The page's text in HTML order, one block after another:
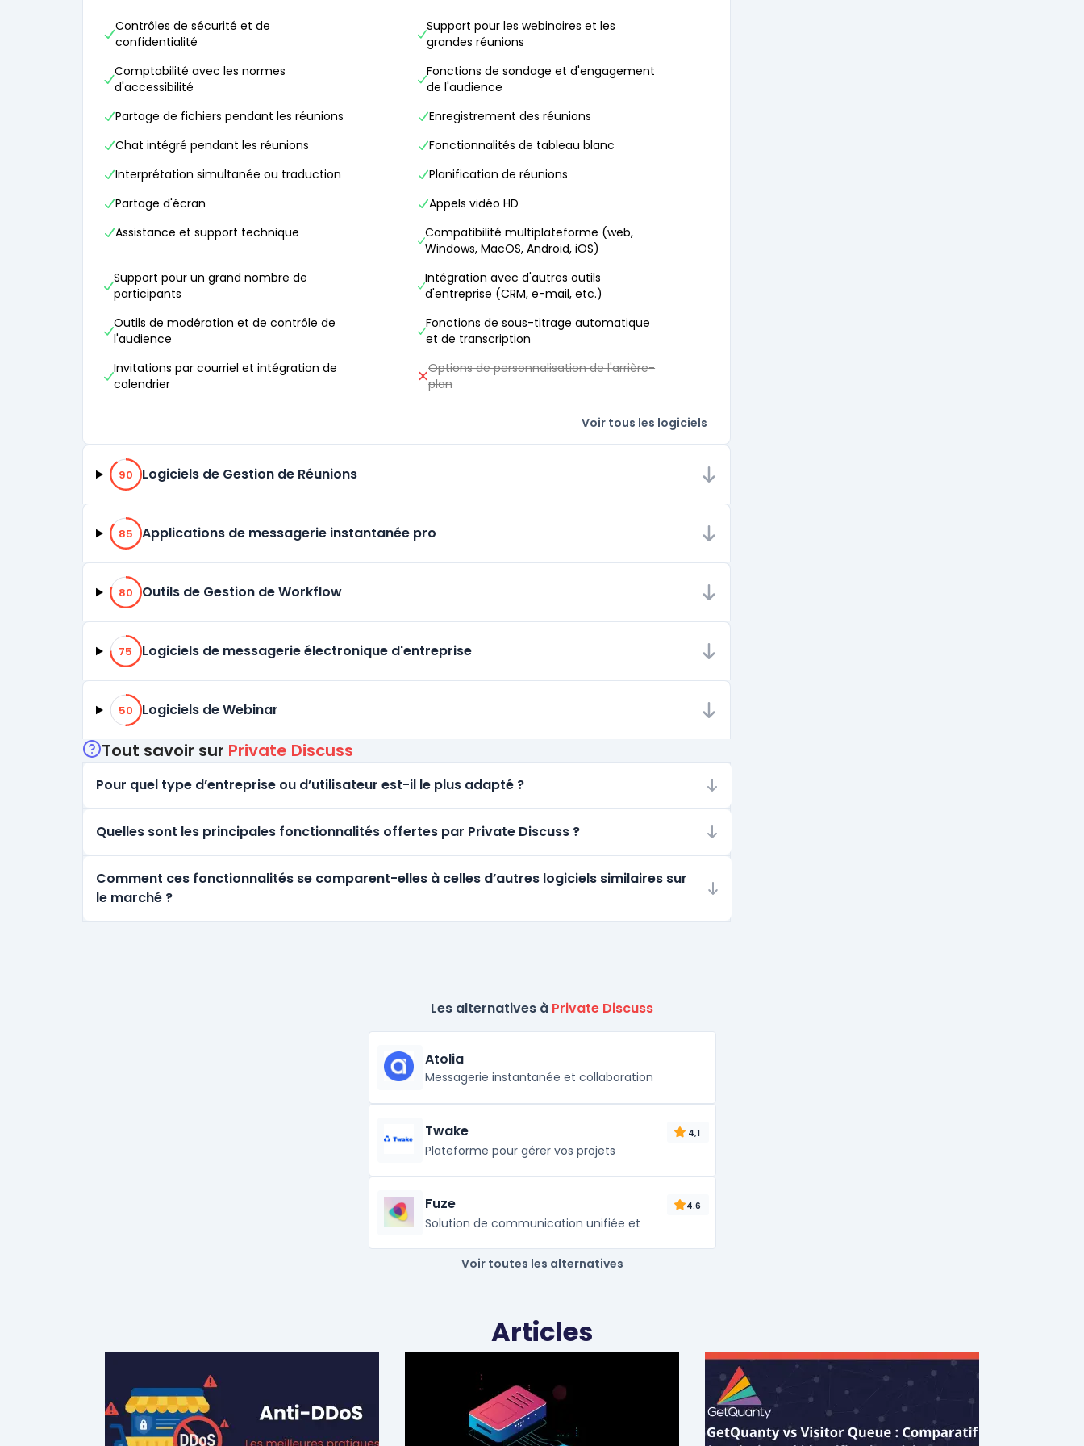
Contrôles de sécurité et de
confidentialité
Support pour les webinaires et les
grandes réunions
Comptabilité avec les normes
d'accessibilité
Fonctions de sondage et d'engagement
de l'audience
Partage de fichiers pendant les réunions
Enregistrement des réunions
Chat intégré pendant les réunions
Fonctionnalités de tableau blanc
Interprétation simultanée ou traduction
Planification de réunions
Partage d'écran
Appels vidéo HD
Assistance et support technique
Compatibilité multiplateforme (web,
Windows, MacOS, Android, iOS)
Support pour un grand nombre de
participants
Intégration avec d'autres outils
d'entreprise (CRM, e-mail, etc.)
Outils de modération et de contrôle de
l'audience
Fonctions de sous-titrage automatique
et de transcription
Invitations par courriel et intégration de
calendrier
Options de personnalisation de l'arrière-
plan
Voir tous les logiciels
90% de compatibilité
90 Logiciels de Gestion de Réunions
85% de compatibilité
85 Applications de messagerie instantanée pro
80% de compatibilité
80 Outils de Gestion de Workflow
75% de compatibilité
75 Logiciels de messagerie électronique d'entreprise
50% de compatibilité
50 Logiciels de Webinar
Tout savoir sur Private Discuss
Pour quel type d’entreprise ou d’utilisateur est-il le plus adapté ?
Quelles sont les principales fonctionnalités offertes par Private Discuss ?
Comment ces fonctionnalités se comparent-elles à celles d’autres logiciels similaires sur
le marché ?
Les alternatives à Private Discuss
Atolia
Messagerie instantanée et collaboration
Twake 4,1
Plateforme pour gérer vos projets
Fuze 4.6
Solution de communication unifiée et
Voir toutes les alternatives
Articles